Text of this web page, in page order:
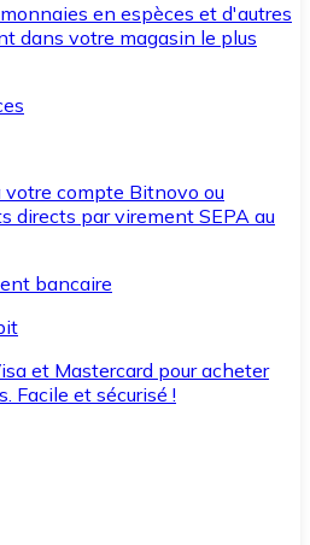
en espèces et d'autres
dans votre magasin le plus
votre compte Bitnovo ou
directs par virement SEPA au
bancaire
et Mastercard pour acheter
Facile et sécurisé !